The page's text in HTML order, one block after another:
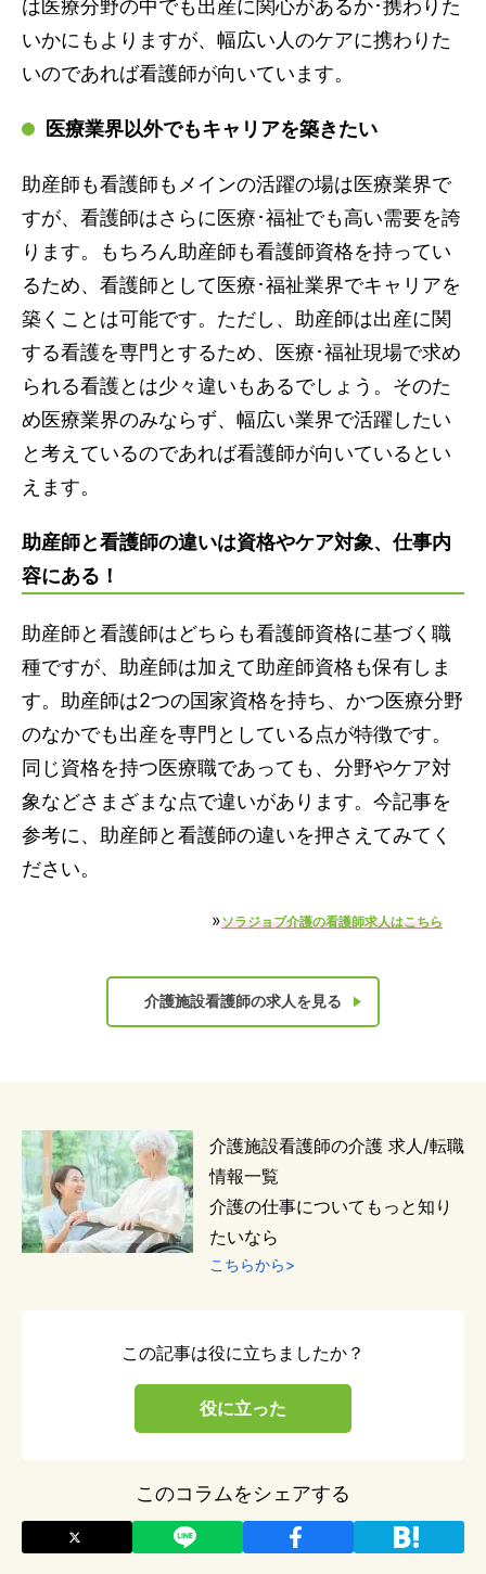
は医療分野の中でも出産に関心があるか･携わりた
いかにもよりますが、幅広い人のケアに携わりた
いのであれば看護師が向いています。
医療業界以外でもキャリアを築きたい
助産師も看護師もメインの活躍の場は医療業界で
すが、看護師はさらに医療･福祉でも高い需要を誇
ります。もちろん助産師も看護師資格を持ってい
るため、看護師として医療･福祉業界でキャリアを
築くことは可能です。ただし、助産師は出産に関
する看護を専門とするため、医療･福祉現場で求め
られる看護とは少々違いもあるでしょう。そのた
め医療業界のみならず、幅広い業界で活躍したい
と考えているのであれば看護師が向いているとい
えます。
助産師と看護師の違いは資格やケア対象、仕事内
容にある！
助産師と看護師はどちらも看護師資格に基づく職
種ですが、助産師は加えて助産師資格も保有しま
す。助産師は2つの国家資格を持ち、かつ医療分野
のなかでも出産を専門としている点が特徴です。
同じ資格を持つ医療職であっても、分野やケア対
象などさまざまな点で違いがあります。今記事を
参考に、助産師と看護師の違いを押さえてみてく
ださい。
»ソラジョブ介護の看護師求人はこちら
介護施設看護師の求人を見る
介護施設看護師の介護 求人/転職
情報一覧
介護の仕事についてもっと知り
たいなら
こちらから>
この記事は役に立ちましたか？
役に立った
このコラムをシェアする